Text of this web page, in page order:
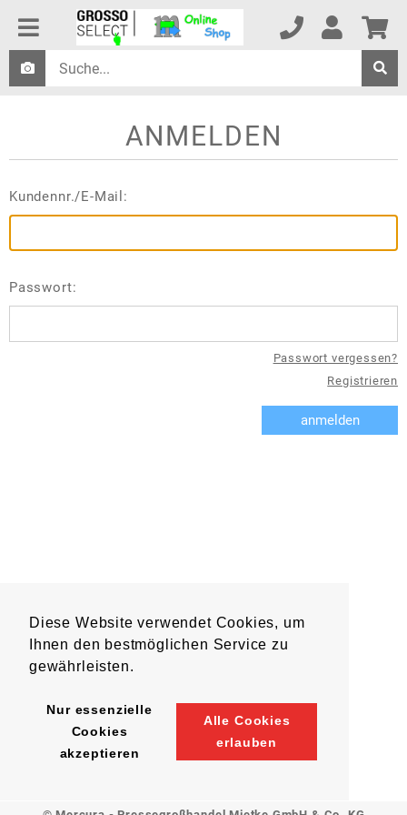
Diese Website verwendet Cookies, um
Ihnen den bestmöglichen Service zu
gewährleisten.
Nur essenzielle
Cookies
akzeptieren
Alle Cookies
erlauben
ANMELDEN
Kundennr./E-Mail:
Passwort:
Passwort vergessen?
Registrieren
anmelden